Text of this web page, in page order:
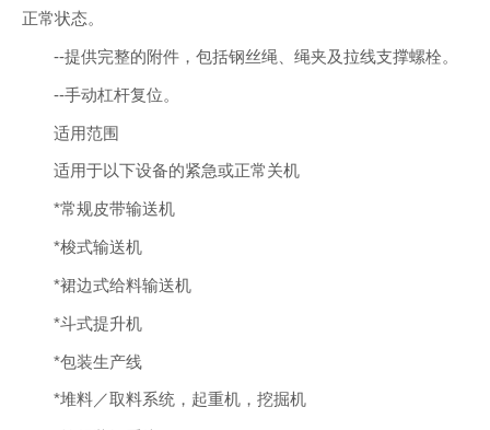
正常状态。
--提供完整的附件，包括钢丝绳、绳夹及拉线支撑螺栓。
--手动杠杆复位。
适用范围
适用于以下设备的紧急或正常关机
*常规皮带输送机
*梭式输送机
*裙边式给料输送机
*斗式提升机
*包装生产线
*堆料／取料系统，起重机，挖掘机